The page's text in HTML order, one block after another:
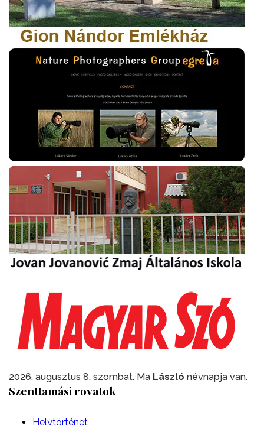
2026. augusztus 8. szombat. Ma László névnapja van.
Szenttamási rovatok
Helytörténet